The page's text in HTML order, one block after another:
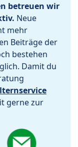
betreuen wir
Neue
mehr
Beiträge der
bestehen
Damit du
gerne zur